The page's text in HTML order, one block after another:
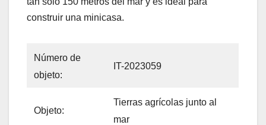
construir una minicasa.
Número de
objeto:
IT-2023059
Objeto:
Tierras agrícolas junto al
mar